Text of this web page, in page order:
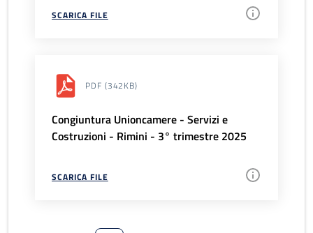
SCARICA FILE
PDF (342KB)
Congiuntura Unioncamere - Servizi e
Costruzioni - Rimini - 3° trimestre 2025
SCARICA FILE